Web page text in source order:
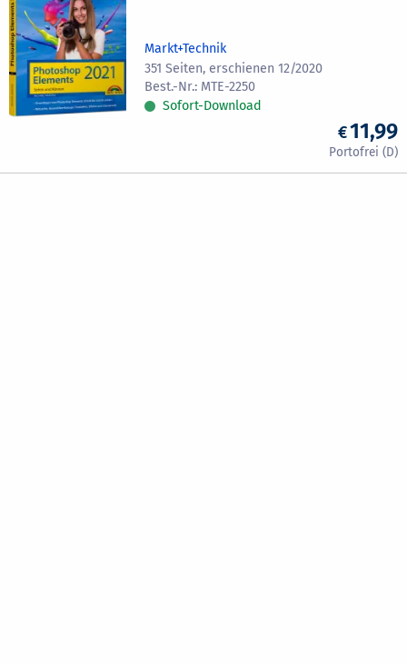
Markt+Technik
351 Seiten, erschienen 12/2020
MTE-2250
Sofort-Download
11,99